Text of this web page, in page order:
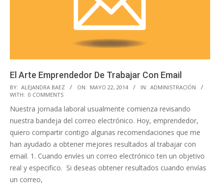
El Arte Emprendedor De Trabajar Con Email
2014-
05-
22
BY: ALEJANDRA BAEZ ON: MAYO 22, 2014 IN: ADMINISTRACIÓN
WITH: 0 COMMENTS
Nuestra jornada laboral usualmente comienza revisando
nuestra bandeja del correo electrónico. Hoy, emprendedor,
quiero compartir contigo algunas recomendaciones que me
han ayudado a obtener mejores resultados al trabajar con
email. 1. Cuando envíes un correo electrónico ten un objetivo
real y especifico. Si deseas obtener resultados cuando envías
un correo,